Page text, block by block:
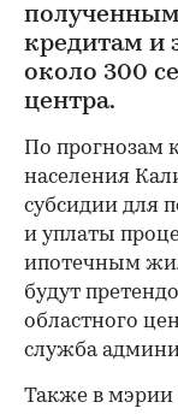
кредитам и
около 300
центра.
По прогнозам
населения
субсидии для
и уплаты
ипотечным
будут
областного
служба
Также в мэрии